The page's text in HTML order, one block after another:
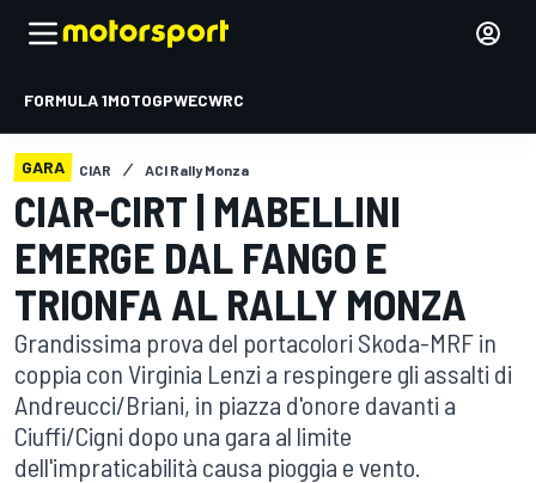
FORMULA 1MOTOGPWECWRC
GARA CIAR ACI Rally Monza
CIAR-CIRT | MABELLINI
EMERGE DAL FANGO E
TRIONFA AL RALLY MONZA
Grandissima prova del portacolori Skoda-MRF in
coppia con Virginia Lenzi a respingere gli assalti di
Andreucci/Briani, in piazza d'onore davanti a
Ciuffi/Cigni dopo una gara al limite
dell'impraticabilità causa pioggia e vento.